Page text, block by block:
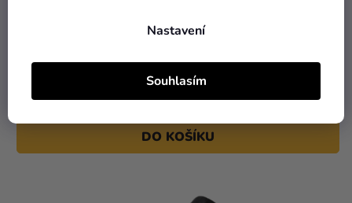
Nastavení
Souhlasím
Latexová maska - Venom
DO KOŠÍKU